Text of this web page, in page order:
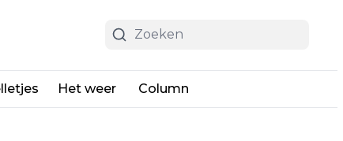
Het weer Column